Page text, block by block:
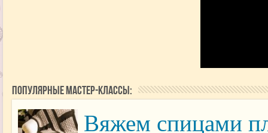
Популярные мастер-классы:
Вяжем спицами